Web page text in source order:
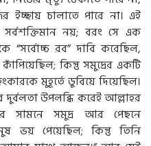
ইচ্ছায় চালাতে পারে না। এই
সর্বশক্তিমান নয়; বরং সে এক
রব” দাবি করেছিল,
কিন্তু সমুদ্রের একটি
মুহূর্তে ডুবিয়ে দিয়েছিল।
উপলব্ধি করেই আল্লাহর
সামনে সমুদ্র আর পেছনে
ভয় পেয়েছিল; কিন্তু তিনি